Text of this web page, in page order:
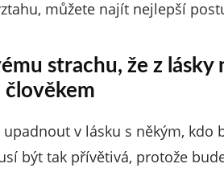
můžete najít nejlepší
strachu, že z
člověkem
v lásku s někým, kdo
být tak přívětivá, protože